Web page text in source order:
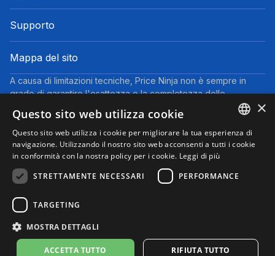
Supporto
Mappa del sito
A causa di limitazioni tecniche, Price Ninja non è sempre in
grado di garantire l'esattezza o la completezza delle
informazioni fornite dai negozi. Pertanto, a causa della natura
delle attività di Price Ninja, in caso di divergenze tra le
informazioni visualizzate su Price Ninja e quelle presenti sul
sito web del negozio, faranno fede queste ultime. I prezzi
indicati includono tutte le tasse, ad eccezione dei veicoli nuovi
(prezzi IVA inclusa, escluse spese di spedizione).
Questo sito partecipa al Programma Partner di eBay. Potremmo
ricevere una commissione per gli acquisti idonei effettuati
tramite i link presenti su questa pagina.
© 2025 Performyze - P.IVA 06681730484
Condizioni d'uso Preferenze cookie
ENGLISH
×
Questo sito web utilizza cookie
Questo sito web utilizza i cookie per migliorare la tua esperienza di
navigazione. Utilizzando il nostro sito web acconsenti a tutti i cookie
in conformità con la nostra policy per i cookie. Leggi di più
STRETTAMENTE NECESSARI
PERFORMANCE
TARGETING
MOSTRA DETTAGLI
ACCETTA TUTTO RIFIUTA TUTTO